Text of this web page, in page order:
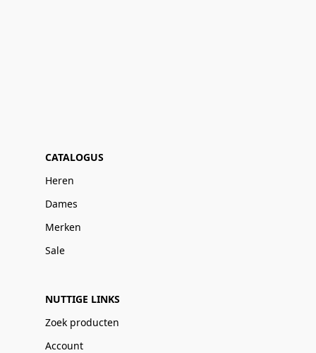
CATALOGUS
Heren
Dames
Merken
Sale
NUTTIGE LINKS
Zoek producten
Account